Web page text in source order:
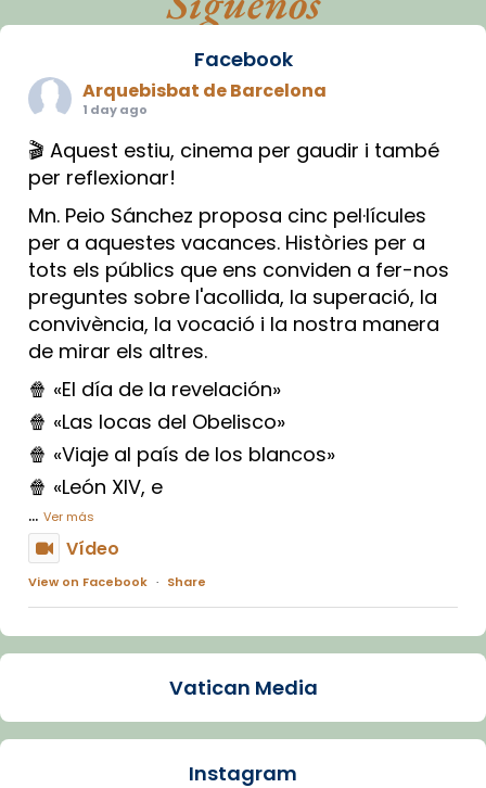
Facebook
Arquebisbat de Barcelona
1 day ago
🎬 Aquest estiu, cinema per gaudir i també
per reflexionar!
Mn. Peio Sánchez proposa cinc pel·lícules
per a aquestes vacances. Històries per a
tots els públics que ens conviden a fer-nos
preguntes sobre l'acollida, la superació, la
convivència, la vocació i la nostra manera
de mirar els altres.
🍿 «El día de la revelación»
🍿 «Las locas del Obelisco»
🍿 «Viaje al país de los blancos»
🍿 «León XIV, e
... Ver más
Vídeo
View on Facebook · Share
Arquebisbat de Barcelona
La Carmina va patir depressió. Fa gairebé
dos mesos, a l'Estadi Lluís Companys, la
Vatican Media
Instagram